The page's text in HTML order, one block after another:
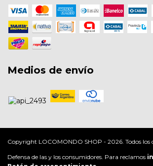
Medios de envío
Copyright LOCOMONDO SHOP - 2026. Todos los
Defensa de las y los consumidores. Para reclamos